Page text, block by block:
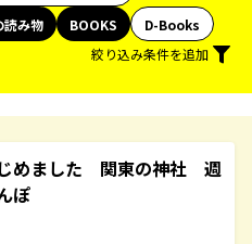
読み物 BOOKS
D-Books
絞り込み条件を追加
めました 関東の神社 週
ぽ